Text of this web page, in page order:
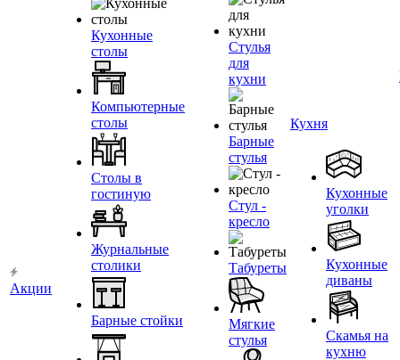
Акции
Кухонные
столы
Компьютерные
столы
Столы в
гостиную
Журнальные
столики
Барные стойки
Стулья
для
кухни
Барные
стулья
Стул -
кресло
Табуреты
Мягкие
стулья
Кухня
Кухонные
уголки
Кухонные
диваны
Скамья на
кухню